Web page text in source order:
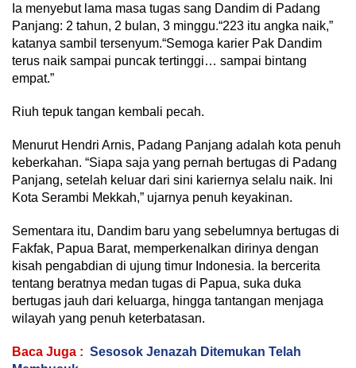
Ia menyebut lama masa tugas sang Dandim di Padang
Panjang: 2 tahun, 2 bulan, 3 minggu.“223 itu angka naik,”
katanya sambil tersenyum.“Semoga karier Pak Dandim
terus naik sampai puncak tertinggi… sampai bintang
empat.”
Riuh tepuk tangan kembali pecah.
Menurut Hendri Arnis, Padang Panjang adalah kota penuh
keberkahan. “Siapa saja yang pernah bertugas di Padang
Panjang, setelah keluar dari sini kariernya selalu naik. Ini
Kota Serambi Mekkah,” ujarnya penuh keyakinan.
Sementara itu, Dandim baru yang sebelumnya bertugas di
Fakfak, Papua Barat, memperkenalkan dirinya dengan
kisah pengabdian di ujung timur Indonesia. Ia bercerita
tentang beratnya medan tugas di Papua, suka duka
bertugas jauh dari keluarga, hingga tantangan menjaga
wilayah yang penuh keterbatasan.
Baca Juga : Sesosok Jenazah Ditemukan Telah